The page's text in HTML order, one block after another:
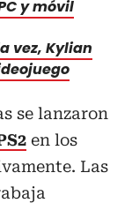
y móvil
vez, Kylian
se lanzaron
en los
Las